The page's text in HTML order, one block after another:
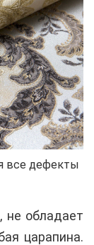
все дефекты
не обладает
царапина.